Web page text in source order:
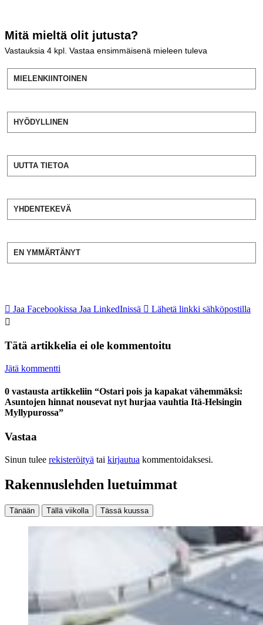
Mitä mieltä olit jutusta?
Vastauksia 4 kpl. Vastaa ensimmäisenä mieleen tuleva
MIELENKIINTOINEN
HYÖDYLLINEN
UUTTA TIETOA
YHDENTEKEVÄ
EN YMMÄRTÄNYT
Jaa Facebookissa Jaa LinkedInissä Lähetä linkki sähköpostilla
Tätä artikkelia ei ole kommentoitu
Jätä kommentti
0 vastausta artikkeliin “Ostari pois ja kapakat vähemmäksi:
Asuntojen hinnat nousevat nyt hurjaa vauhtia Itä-Helsingin
Myllypurossa”
Vastaa
Sinun tulee rekisteröityä tai kirjautua kommentoidaksesi.
Rakennuslehden luetuimmat
Tänään Tällä viikolla Tässä kuussa